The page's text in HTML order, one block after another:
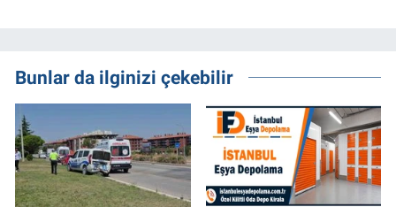
Bunlar da ilginizi çekebilir